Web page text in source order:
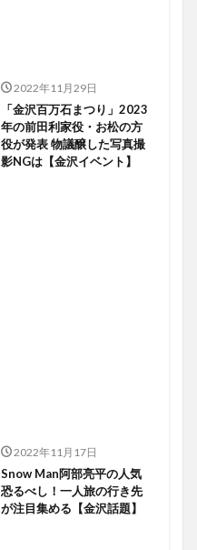
2022年11月29日
「金沢百万石まつり」2023
年の前田利家役・お松の方
役が発表 物議醸した写真撮
影NGは【金沢イベント】
2022年11月17日
Snow Man阿部亮平の人気
恐るべし！一人旅の行き先
が注目集める【金沢話題】